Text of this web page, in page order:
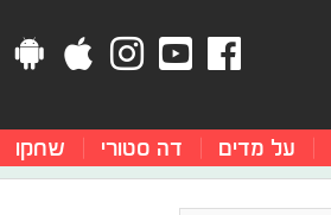
על מדים דה סטורי שחקו